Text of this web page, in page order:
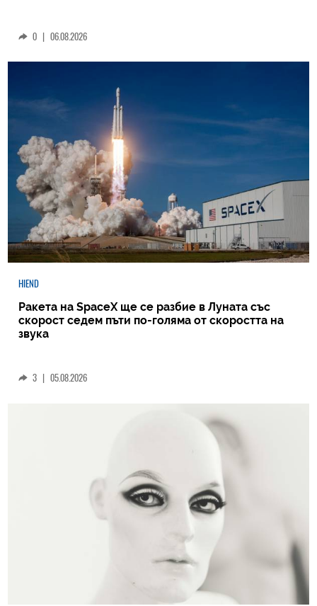
0 | 06.08.2026
HIEND
Ракета на SpaceX ще се разбие в Луната със
скорост седем пъти по-голяма от скоростта на
звука
3 | 05.08.2026